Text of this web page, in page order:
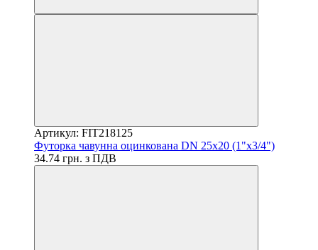
Артикул: FIT218125
Футорка чавунна оцинкована DN 25x20 (1"x3/4")
34.74 грн. з ПДВ